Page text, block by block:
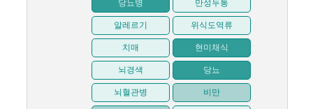
당뇨병 만성두통
알레르기 위식도역류
치매 현미채식
뇌경색 당뇨
뇌혈관병 비만